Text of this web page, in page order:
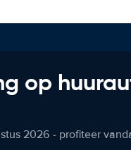
op
2026 - profiteer